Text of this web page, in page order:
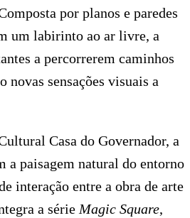
por planos e paredes
um labirinto ao ar livre, a
a percorrerem caminhos
novas sensações visuais a
Casa do Governador, a
a paisagem natural do entorno
interação entre a obra de arte
a série Magic Square,